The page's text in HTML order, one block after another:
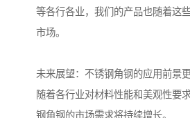
等各行各业，我们的产品也随着这
市场。
未来展望：不锈钢角钢的应用前景
随着各行业对材料性能和美观性要
钢角钢的市场需求将持续增长。